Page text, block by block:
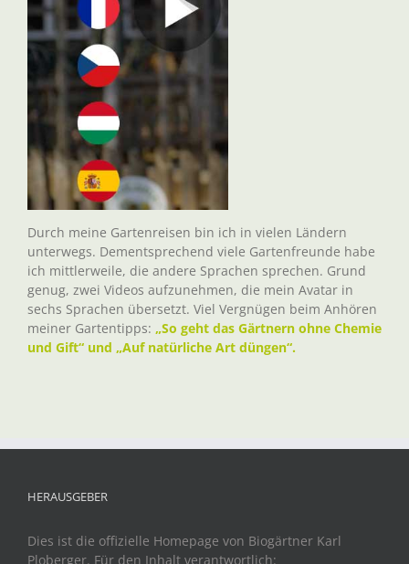
Durch meine Gartenreisen bin ich in vielen Ländern
unterwegs. Dementsprechend viele Gartenfreunde habe
ich mittlerweile, die andere Sprachen sprechen. Grund
genug, zwei Videos aufzunehmen, die mein Avatar in
sechs Sprachen übersetzt. Viel Vergnügen beim Anhören
meiner Gartentipps: „So geht das Gärtnern ohne Chemie
und Gift“ und „Auf natürliche Art düngen“.
HERAUSGEBER
Dies ist die offizielle Homepage von Biogärtner Karl
Ploberger. Für den Inhalt verantwortlich: